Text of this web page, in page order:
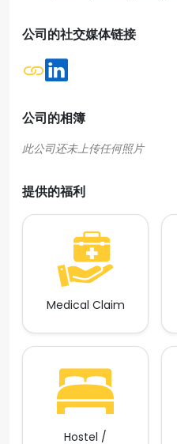
公司的社交媒体链接
公司的相簿
提供的福利
Medical Claim
Hostel /